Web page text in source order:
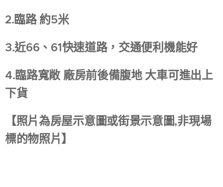
2.臨路 約5米
3.近66、61快速道路，交通便利機能好
4.臨路寬敞 廠房前後備腹地 大車可進出上
下貨
【照片為房屋示意圖或街景示意圖,非現場
標的物照片】